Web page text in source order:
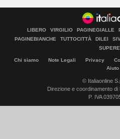
LIBERO VIRGILIO PAGINEGIALLE
PAGINEBIANCHE
TUTTOCITTÀ DILEI
Chi siamo Note Legali Privacy
Aiuto
© Italiaonline
Direzione e coordinamento di
P. IVA